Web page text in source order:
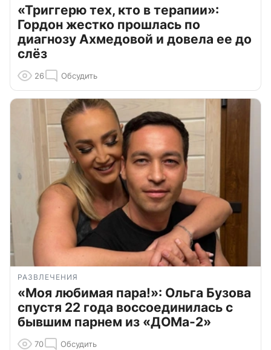
«Триггерю тех, кто в терапии»:
Гордон жестко прошлась по
диагнозу Ахмедовой и довела ее до
слёз
26 Обсудить
РАЗВЛЕЧЕНИЯ
«Моя любимая пара!»: Ольга Бузова
спустя 22 года воссоединилась с
бывшим парнем из «ДОМа-2»
70 Обсудить